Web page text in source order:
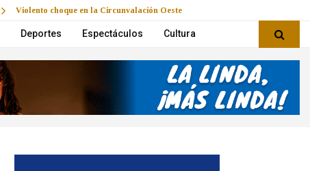
Violento choque en la Circunvalación Oeste
Deportes Espectáculos Cultura